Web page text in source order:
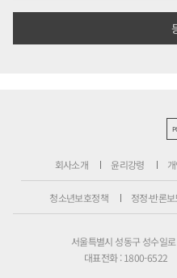
회사소개 윤리강령
청소년보호정책 정정·반론
서울특별시 성동구 성수일
대표전화 : 1800-6522